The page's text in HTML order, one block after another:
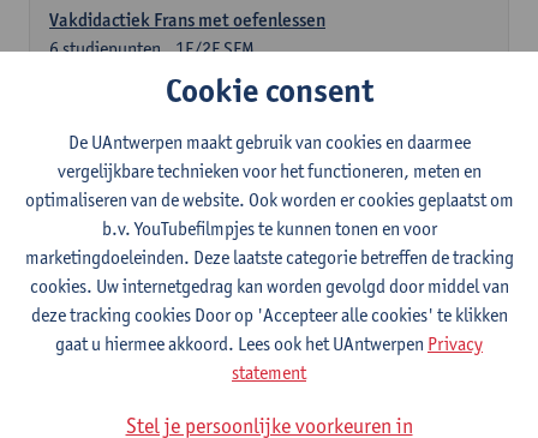
Vakdidactiek Frans met oefenlessen
1E/2E SEM
6studiepunten
Mathea Simons
Veronik Bogaert
Mark Demyttenaere
Yann Morard
Karen Van De Putte
Vakdidactiek Engels met oefenlessen
1E/2E SEM
6studiepunten
Lesgever(s):
Tom Smits
Ellen De Breuker
Nele Kempenaers
Joke Prinsen
Vakdidactiek Duits met oefenlessen
1E/2E SEM
6studiepunten
Tom Smits Marise Van Tendeloo
Vakdidactiek Nederlands niet-thuistaal met oefenlessen
Cookie consent
De UAntwerpen maakt gebruik van cookies en daarmee
vergelijkbare technieken voor het functioneren, meten en
optimaliseren van de website. Ook worden er cookies geplaatst om
b.v. YouTubefilmpjes te kunnen tonen en voor
marketingdoeleinden. Deze laatste categorie betreffen de tracking
cookies. Uw internetgedrag kan worden gevolgd door middel van
deze tracking cookies Door op 'Accepteer alle cookies' te klikken
gaat u hiermee akkoord. Lees ook het UAntwerpen Privacy
statement
Stel je persoonlijke voorkeuren in